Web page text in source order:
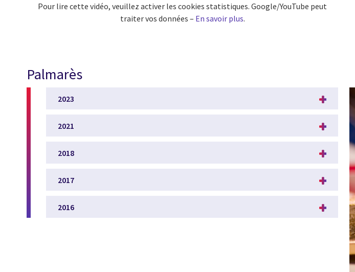
Pour lire cette vidéo, veuillez activer les cookies statistiques. Google/YouTube peut
traiter vos données – En savoir plus.
Palmarès
2023
2021
2018
2017
2016